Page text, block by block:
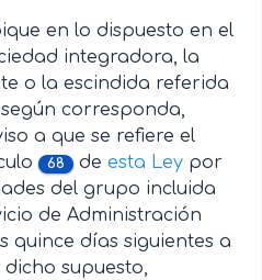
en lo dispuesto en el
integradora, la
o la escindida referida
corresponda,
a que se refiere el
68 de esta Leypor
del grupo incluida
de Administración
quince días siguientes a
supuesto,